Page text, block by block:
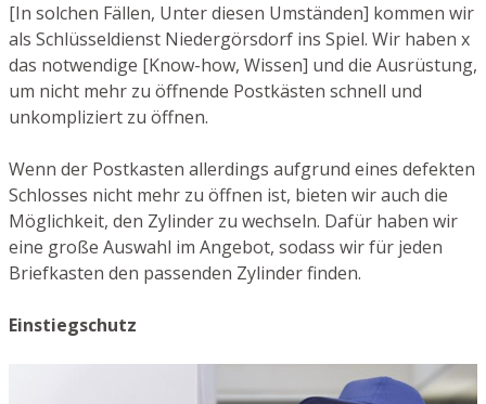
[In solchen Fällen, Unter diesen Umständen] kommen wir
als Schlüsseldienst Niedergörsdorf ins Spiel. Wir haben x
das notwendige [Know-how, Wissen] und die Ausrüstung,
um nicht mehr zu öffnende Postkästen schnell und
unkompliziert zu öffnen.
Wenn der Postkasten allerdings aufgrund eines defekten
Schlosses nicht mehr zu öffnen ist, bieten wir auch die
Möglichkeit, den Zylinder zu wechseln. Dafür haben wir
eine große Auswahl im Angebot, sodass wir für jeden
Briefkasten den passenden Zylinder finden.
Einstiegschutz